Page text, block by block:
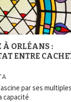
À ORLÉANS :
ENTRE
A
par ses
capacité